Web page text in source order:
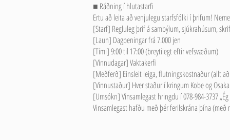
■ Ráðning í hlutastarfi
Ertu að leita að venjulegu starfsfólki í þrifum!
[Starf] Regluleg þrif á sambýlum, sjúkrahúsum,
[Laun] Dagpeningar frá 7.000 jen
[Tími] 9:00 til 17:00 (breytilegt eftir vefsvæðum)
[Vinnudagar] Vaktakerfi
[Meðferð] Einsleit leiga, flutningskostnaður (allt
[Vinnustaður] Hver staður í kringum Kobe og Osaka
[Umsókn] Vinsamlegast hringdu í 078-984-3737
Vinsamlegast hafðu með þér ferilskrána þína